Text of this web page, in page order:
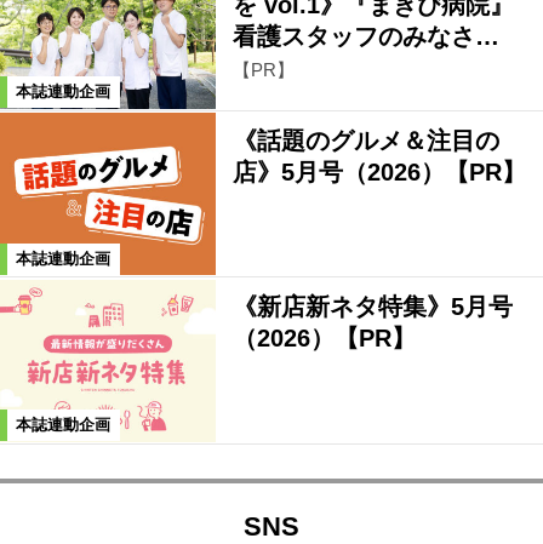
本誌連動企画
看護スタッフのみなさ…
【PR】
本誌連動企画
《話題のグルメ＆注目の
店》5月号（2026）【PR】
本誌連動企画
《新店新ネタ特集》5月号
（2026）【PR】
SNS